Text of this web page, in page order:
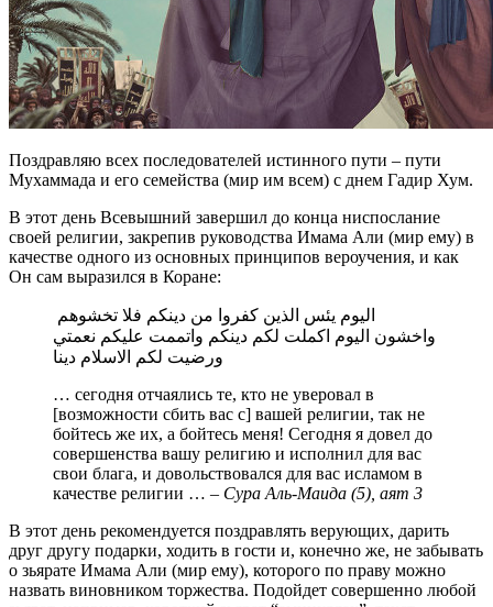
Поздравляю всех последователей истинного пути – пути
Мухаммада и его семейства (мир им всем) с днем Гадир Хум.
В этот день Всевышний завершил до конца ниспослание
своей религии, закрепив руководства Имама Али (мир ему) в
качестве одного из основных принципов вероучения, и как
Он сам выразился в Коране:
واخشون اليوم اكملت لكم دينكم واتممت عليكم نعمتي
ورضيت لكم الاسلام دينا
… сегодня отчаялись те, кто не уверовал в
[возможности сбить вас с] вашей религии, так не
бойтесь же их, а бойтесь меня! Сегодня я довел до
совершенства вашу религию и исполнил для вас
свои блага, и довольствовался для вас исламом в
качестве религии … – Сура Аль-Маида (5), аят 3
В этот день рекомендуется поздравлять верующих, дарить
друг другу подарки, ходить в гости и, конечно же, не забывать
о зьярате Имама Али (мир ему), которого по праву можно
назвать виновником торжества. Подойдет совершенно любой